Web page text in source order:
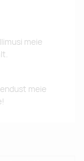
meie
meie